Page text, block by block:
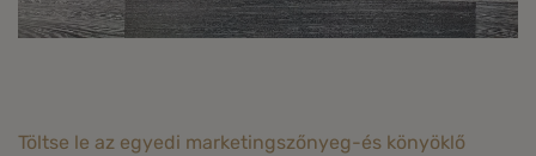
Töltse le az egyedi marketingszőnyeg-és könyöklő